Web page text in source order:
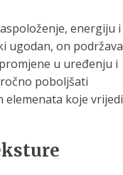
energiju i
ugodan, on podržava
u uređenju i
poboljšati
elemenata koje vrijedi